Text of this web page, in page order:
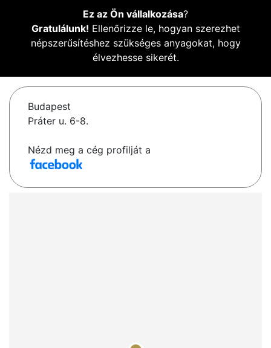
Ez az Ön vállalkozása?
Gratulálunk! Ellenőrizze le, hogyan szerezhet
népszerűsítéshez szükséges anyagokat, hogy
élvezhesse sikerét.
Budapest
Práter u. 6-8.
Nézd meg a cég profilját a